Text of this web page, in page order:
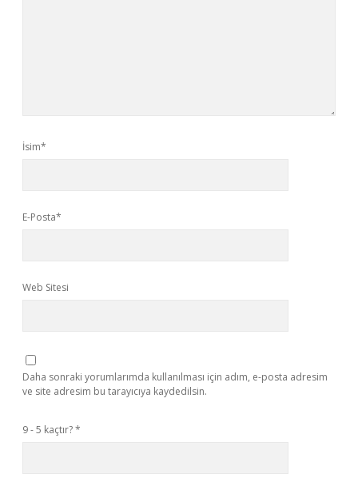
İsim*
E-Posta*
Web Sitesi
Daha sonraki yorumlarımda kullanılması için adım, e-posta adresim
ve site adresim bu tarayıcıya kaydedilsin.
9 - 5 kaçtır?*